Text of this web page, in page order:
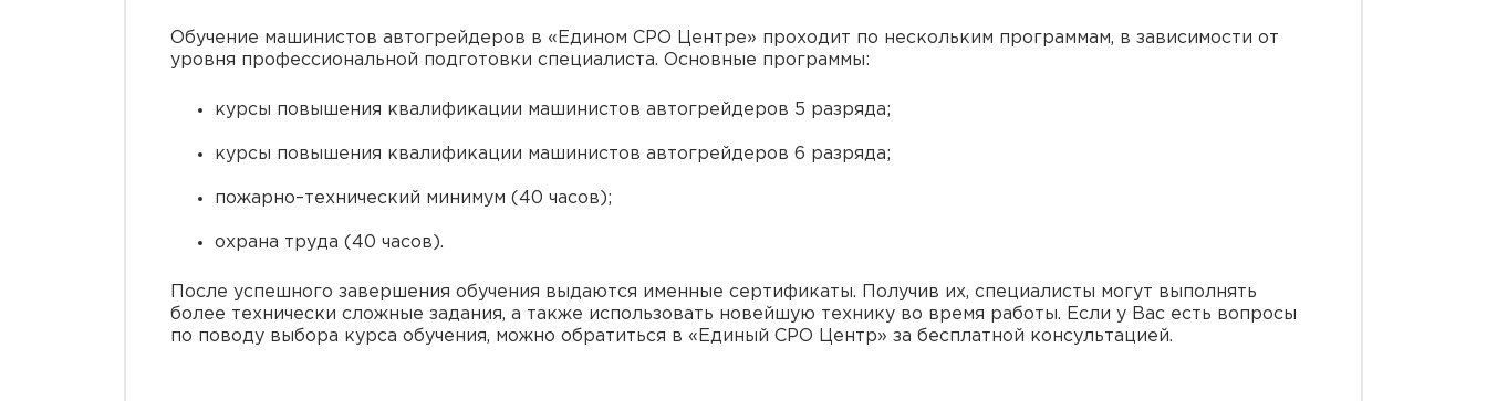
Обучение машинистов автогрейдеров в «Едином СРО Центре» проходит по нескольким программам, в зависимости от
уровня профессиональной подготовки специалиста. Основные программы:
курсы повышения квалификации машинистов автогрейдеров 5 разряда;
курсы повышения квалификации машинистов автогрейдеров 6 разряда;
пожарно–технический минимум (40 часов);
охрана труда (40 часов).
После успешного завершения обучения выдаются именные сертификаты. Получив их, специалисты могут выполнять
более технически сложные задания, а также использовать новейшую технику во время работы. Если у Вас есть вопросы
по поводу выбора курса обучения, можно обратиться в «Единый СРО Центр» за бесплатной консультацией.